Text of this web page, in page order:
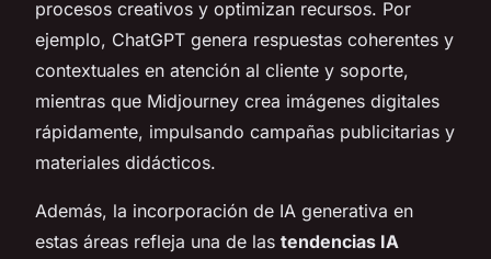
procesos creativos y optimizan recursos. Por
ejemplo, ChatGPT genera respuestas coherentes y
contextuales en atención al cliente y soporte,
mientras que Midjourney crea imágenes digitales
rápidamente, impulsando campañas publicitarias y
materiales didácticos.
Además, la incorporación de IA generativa en
estas áreas refleja una de las tendencias IA